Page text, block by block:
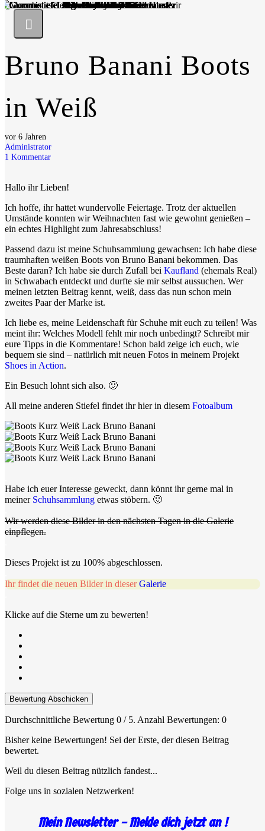
Bruno Banani Boots
in Weiß
vor 6 Jahren
Administrator
1 Kommentar
Hallo ihr Lieben!
Ich hoffe, ihr hattet wundervolle Feiertage. Trotz der aktuellen
Umstände konnten wir Weihnachten fast wie gewohnt genießen –
ein echtes Highlight zum Jahresabschluss!
Passend dazu ist meine Schuhsammlung gewachsen: Ich habe diese
traumhaften weißen Boots von Bruno Banani bekommen. Das
Beste daran? Ich habe sie durch Zufall bei Kaufland (ehemals Real)
in Schwabach entdeckt und durfte sie mir selbst aussuchen. Wer
meinen letzten Beitrag kennt, weiß, dass das nun schon mein
zweites Paar der Marke ist.
Ich liebe es, meine Leidenschaft für Schuhe mit euch zu teilen! Was
meint ihr: Welches Modell fehlt mir noch unbedingt? Schreibt mir
eure Tipps in die Kommentare! Schon bald zeige ich euch, wie
bequem sie sind – natürlich mit neuen Fotos in meinem Projekt
Shoes in Action.
Ein Besuch lohnt sich also. 🙂
All meine anderen Stiefel findet ihr hier in diesem Fotoalbum
Habe ich euer Interesse geweckt, dann könnt ihr gerne mal in
meiner Schuhsammlung etwas stöbern. 🙂
Wir werden diese Bilder in den nächsten Tagen in die Galerie
einpflegen.
Dieses Projekt ist zu 100% abgeschlossen.
Ihr findet die neuen Bilder in dieserGalerie
Klicke auf die Sterne um zu bewerten!
Bewertung Abschicken
Durchschnittliche Bewertung 0 / 5. Anzahl Bewertungen: 0
Bisher keine Bewertungen! Sei der Erste, der diesen Beitrag
bewertet.
Weil du diesen Beitrag nützlich fandest...
Folge uns in sozialen Netzwerken!
Mein Newsletter – Melde dich jetzt an !